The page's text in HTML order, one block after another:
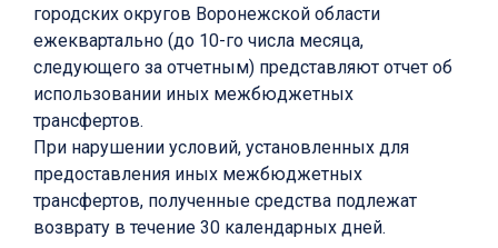
городских округов Воронежской области
ежеквартально (до 10-го числа месяца,
следующего за отчетным) представляют отчет об
использовании иных межбюджетных
трансфертов.
При нарушении условий, установленных для
предоставления иных межбюджетных
трансфертов, полученные средства подлежат
возврату в течение 30 календарных дней.